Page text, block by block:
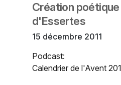
Création
d'Essertes
15 décembre 2011
Podcast:
Calendrier de l'Avent